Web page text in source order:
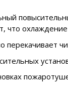
что
перекачивает